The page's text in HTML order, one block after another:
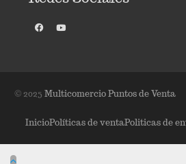
© 2025 Multicomercio Puntos de Venta
InicioPolíticas de ventaPoliticas de